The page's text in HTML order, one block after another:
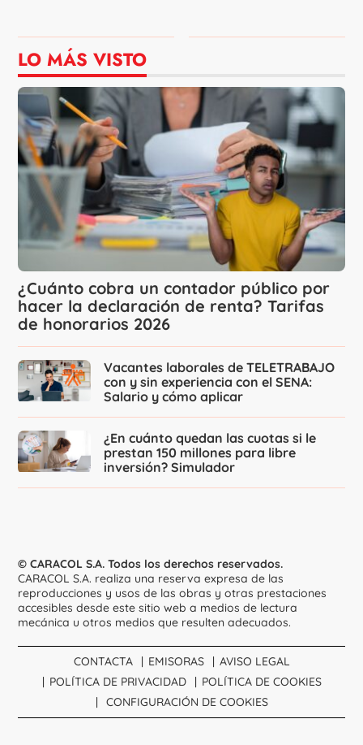
LO MÁS VISTO
¿Cuánto cobra un contador público por
hacer la declaración de renta? Tarifas
de honorarios 2026
Vacantes laborales de TELETRABAJO
con y sin experiencia con el SENA:
Salario y cómo aplicar
¿En cuánto quedan las cuotas si le
prestan 150 millones para libre
inversión? Simulador
© CARACOL S.A. Todos los derechos reservados.
CARACOL S.A. realiza una reserva expresa de las
reproducciones y usos de las obras y otras prestaciones
accesibles desde este sitio web a medios de lectura
mecánica u otros medios que resulten adecuados.
CONTACTA EMISORAS
AVISO LEGAL
POLÍTICA DE PRIVACIDAD
POLÍTICA DE COOKIES
CONFIGURACIÓN DE COOKIES